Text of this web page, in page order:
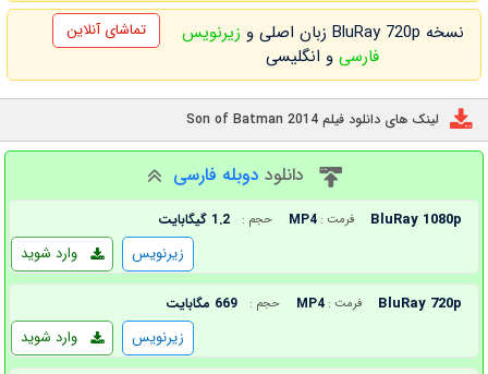
نسخه BluRay 720p زبان اصلی و
زیرنویس
فارسیو انگلیسی
تماشای آنلاین
لینک های دانلود فیلم Son of Batman 2014
دانلود دوبله فارسی
BluRay 1080p فرمت : MP4 حجم : 1.2 گیگابایت
وارد شوید زیرنویس
BluRay 720p فرمت : MP4 حجم : 669 مگابایت
وارد شوید زیرنویس